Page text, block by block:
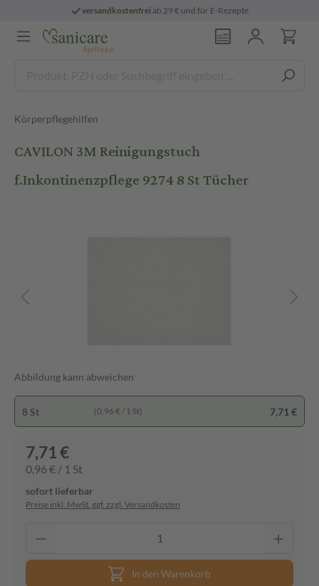
versandkostenfreiab 29 € und für E-Rezepte
Körperpflegehilfen
CAVILON 3M Reinigungstuch
f.Inkontinenzpflege 9274 8 St Tücher
Abbildung kann abweichen
8 St (0,96 € / 1 St) 7,71 €
7,71 €
0,96 € / 1 St
sofort lieferbar
Preise inkl. MwSt. ggf. zzgl. Versandkosten
In den Warenkorb